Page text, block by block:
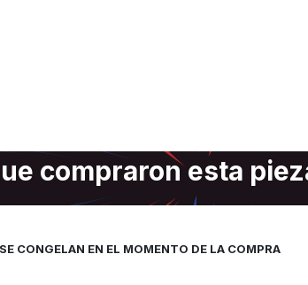
compraron esta
CONGELAN EN EL MOMENTO DE LA COMPRA